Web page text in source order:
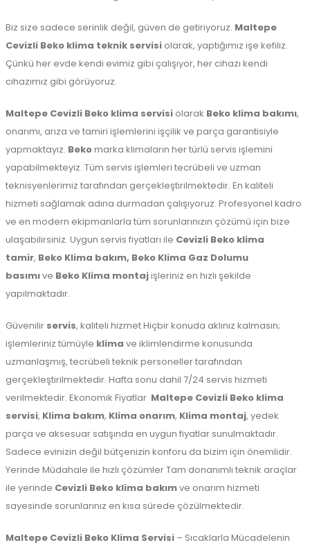
Biz size sadece serinlik değil, güven de getiriyoruz. Maltepe
Cevizli Beko klima teknik servisi olarak, yaptığımız işe kefiliz.
Çünkü her evde kendi evimiz gibi çalışıyor, her cihazı kendi
cihazımız gibi görüyoruz.
Maltepe Cevizli Beko klima servisi olarak Beko klima bakımı,
onarımı, arıza ve tamiri işlemlerini işçilik ve parça garantisiyle
yapmaktayız. Bekomarka klimaların her türlü servis işlemini
yapabilmekteyiz. Tüm servis işlemleri tecrübeli ve uzman
teknisyenlerimiz tarafından gerçekleştirilmektedir. En kaliteli
hizmeti sağlamak adına durmadan çalışıyoruz. Profesyonel kadro
ve en modern ekipmanlarla tüm sorunlarınızın çözümü için bize
ulaşabilirsiniz. Uygun servis fiyatları ile Cevizli Beko klima
tamir, Beko Klima bakım, Beko Klima Gaz Dolumu
basımıve Beko Klima montajişleriniz en hızlı şekilde
yapılmaktadır.
Güvenilir servis, kaliteli hizmet Hiçbir konuda aklınız kalmasın;
işlemleriniz tümüyle klima ve iklimlendirme konusunda
uzmanlaşmış, tecrübeli teknik personeller tarafından
gerçekleştirilmektedir. Hafta sonu dahil 7/24 servis hizmeti
verilmektedir. Ekonomik Fiyatlar Maltepe Cevizli Beko klima
servisi, Klima bakım, Klima onarım, Klima montaj, yedek
parça ve aksesuar satışında en uygun fiyatlar sunulmaktadır.
Sadece evinizin değil bütçenizin konforu da bizim için önemlidir.
Yerinde Müdahale ile hızlı çözümler Tam donanımlı teknik araçlar
ile yerinde Cevizli Beko klima bakımve onarım hizmeti
sayesinde sorunlarınız en kısa sürede çözülmektedir.
Maltepe Cevizli Beko Klima Servisi – Sıcaklarla Mücadelenin